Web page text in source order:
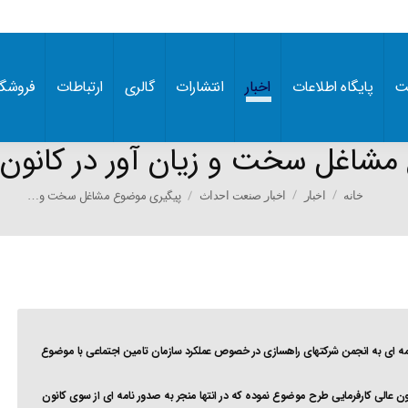
پایگاه اطلاعات اخبار انتشارات گالری ارتباطات
سخت و زیان آور در کانون
You are here:
خانه اخبار اخبار صنعت احداث پیگیری موضوع مشاغل سخت و…
ای به انجمن شرکتهای راهسازی در خصوص عملکرد سازمان تامین اجتماعی با موضوع
کارفرمایی طرح موضوع نموده که در انتها منجر به صدور نامه ای از سوی کانون